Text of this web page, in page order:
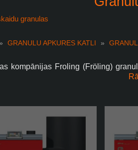
granulas
» GRANULU APKURES KATLI »
kompānijas Froling (Fröling)
un tos pamatoti var